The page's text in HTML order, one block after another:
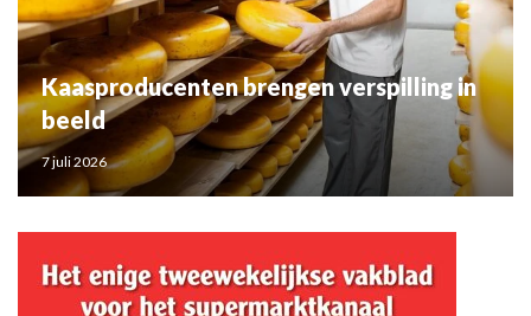
Kaasproducenten brengen verspilling in
beeld
7 juli 2026